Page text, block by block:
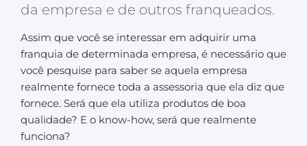
da empresa e de outros franqueados.
Assim que você se interessar em adquirir uma
franquia de determinada empresa, é necessário que
você pesquise para saber se aquela empresa
realmente fornece toda a assessoria que ela diz que
fornece. Será que ela utiliza produtos de boa
qualidade? E o know-how, será que realmente
funciona?